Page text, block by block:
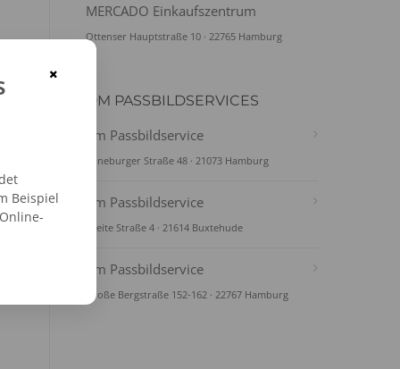
MERCADO Einkaufszentrum
Ottenser Hauptstraße 10 · 22765 Hamburg
DM PASSBILDSERVICES
dm Passbildservice
Lüneburger Straße 48 · 21073 Hamburg
dm Passbildservice
Breite Straße 4 · 21614 Buxtehude
dm Passbildservice
Große Bergstraße 152-162 · 22767 Hamburg
×
Beispiel